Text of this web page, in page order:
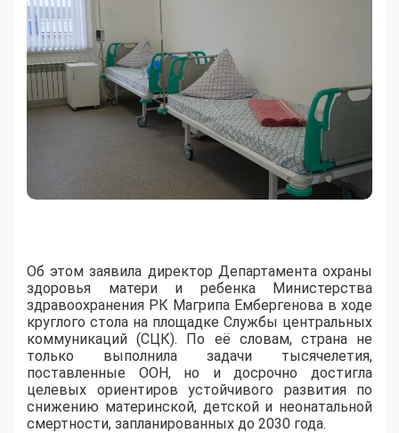
Об этом заявила директор Департамента охраны
здоровья матери и ребенка Министерства
здравоохранения РК Магрипа Ембергенова в ходе
круглого стола на площадке Службы центральных
коммуникаций (СЦК). По её словам, страна не
только выполнила задачи тысячелетия,
поставленные ООН, но и досрочно достигла
целевых ориентиров устойчивого развития по
снижению материнской, детской и неонатальной
смертности, запланированных до 2030 года.